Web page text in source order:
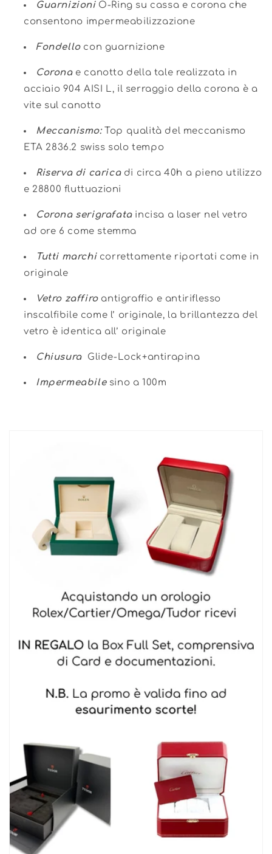
Guarnizioni O-Ring su cassa e corona che
consentono impermeabilizzazione
Fondello con guarnizione
Corona e canotto della tale realizzata in
acciaio 904 AISI L, il serraggio della corona è a
vite sul canotto
Meccanismo:Top qualità del meccanismo
ETA 2836.2 swiss solo tempo
Riserva di caricadi circa 40h a pieno utilizzo
e 28800 fluttuazioni
Corona serigrafataincisa a laser nel vetro
ad ore 6 come stemma
Tutti marchicorrettamente riportati come in
originale
Vetro zaffiro antigraffio e antiriflesso
inscalfibile come l’ originale, la brillantezza del
vetro è identica all’ originale
Chiusura Glide-Lock+antirapina
Impermeabile sino a 100m